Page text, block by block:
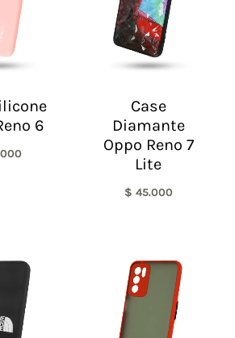
6
Case
Diamante
Oppo Reno 7
Lite
$ 45.000
precio
original
$ 60.000.